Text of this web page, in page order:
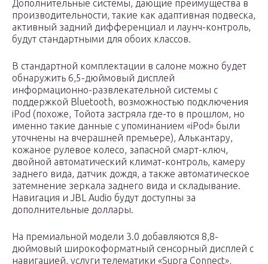
Дополнительные системы, дающие преимущества в
производительности, такие как адаптивная подвеска,
активный задний дифференциал и лаунч-контроль,
будут стандартными для обоих классов.
В стандартной комплектации в салоне можно будет
обнаружить 6,5-дюймовый дисплей
информационно-развлекательной системы с
поддержкой Bluetooth, возможностью подключения
iPod (похоже, Тойота застряла где-то в прошлом, но
именно такие данные с упоминанием «iPod» были
уточнены на вчерашней премьере), Алькантару,
кожаное рулевое колесо, запасной смарт-ключ,
двойной автоматический климат-контроль, камеру
заднего вида, датчик дождя, а также автоматическое
затемнение зеркала заднего вида и складывание.
Навигация и JBL Audio будут доступны за
дополнительные доллары.
На премиальной модели 3.0 добавляются 8,8-
дюймовый широкоформатный сенсорный дисплей с
навигацией, услуги телематики «Supra Connect»,